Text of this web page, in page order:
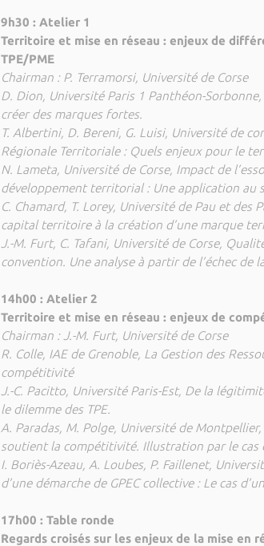
9h30 : Atelier 1
Territoire et mise en réseau : enjeux de
TPE/PME
Chairman : P. Terramorsi, Université de Corse
D. Dion, Université Paris 1 Panthéon-
créer des marques fortes.
T. Albertini, D. Bereni, G. Luisi, Université de
Régionale Territoriale : Quels enjeux pour le
N. Lameta, Université de Corse, Impact de
développement territorial : Une application au
C. Chamard, T. Lorey, Université de Pau et des
capital territoire à la création d’une marque
J.-M. Furt, C. Tafani, Université de Corse,
convention. Une analyse à partir de l’échec de
14h00 : Atelier 2
Territoire et mise en réseau : enjeux de
Chairman : J.-M. Furt, Université de Corse
R. Colle, IAE de Grenoble, La Gestion des
compétitivité
J.-C. Pacitto, Université Paris-Est, De la
le dilemme des TPE.
A. Paradas, M. Polge, Université de
soutient la compétitivité. Illustration par le cas
I. Boriès-Azeau, A. Loubes, P. Faillenet,
d’une démarche de GPEC collective : Le cas
17h00 : Table ronde
Regards croisés sur les enjeux de la mise